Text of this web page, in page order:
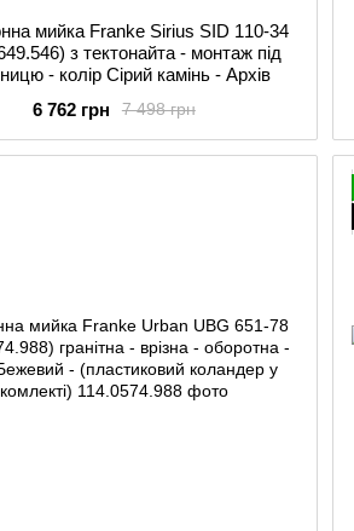
мийка Franke Sirius SID 110-34
з тектонайта - монтаж під
- колір Сірий камінь - Архів
7 498 грн
6 762 грн